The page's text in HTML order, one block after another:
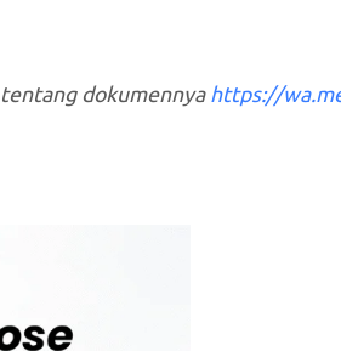
dokumennya https://